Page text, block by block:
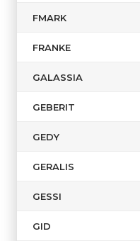
FMARK
FRANKE
GALASSIA
GEBERIT
GEDY
GERALIS
GESSI
GID